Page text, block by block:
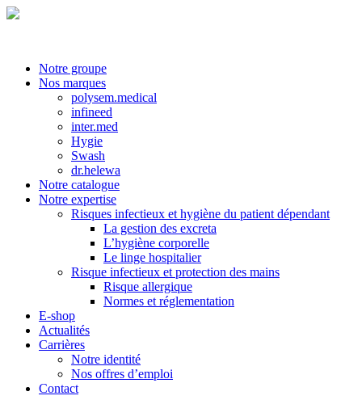
Notre groupe
Nos marques
polysem.medical
infineed
inter.med
Hygie
Swash
dr.helewa
Notre catalogue
Notre expertise
Risques infectieux et hygiène du patient dépendant
La gestion des excreta
L’hygiène corporelle
Le linge hospitalier
Risque infectieux et protection des mains
Risque allergique
Normes et réglementation
E-shop
Actualités
Carrières
Notre identité
Nos offres d’emploi
Contact